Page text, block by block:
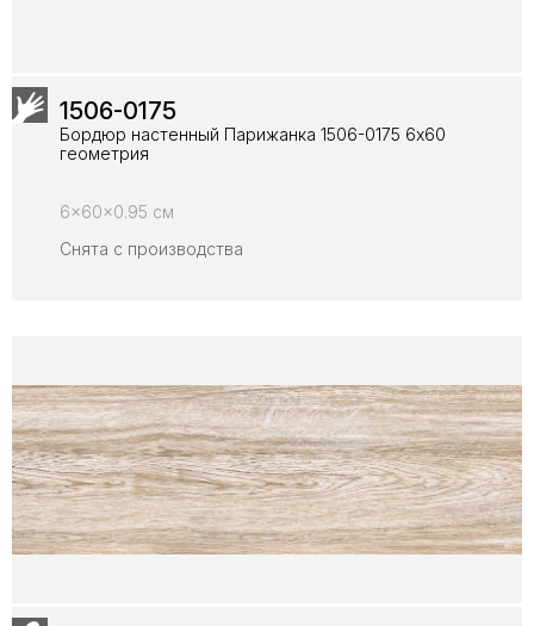
1506-0175
Бордюр настенный Парижанка 1506-0175 6x60
геометрия
6x60x0.95 см
Снята с производства